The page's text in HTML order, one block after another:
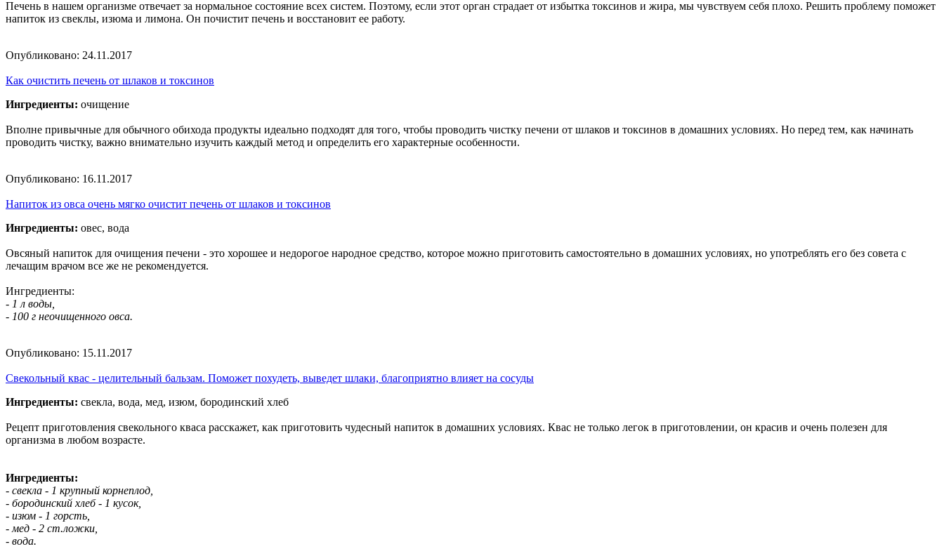
Печень в нашем организме отвечает за нормальное состояние всех систем. Поэтому, если этот орган страдает от избытка токсинов и жира, мы чувствуем себя плохо. Решить проблему поможет
напиток из свеклы, изюма и лимона. Он почистит печень и восстановит ее работу.
Опубликовано: 24.11.2017
Как очистить печень от шлаков и токсинов
Ингредиенты: очищение
Вполне привычные для обычного обихода продукты идеально подходят для того, чтобы проводить чистку печени от шлаков и токсинов в домашних условиях. Но перед тем, как начинать
проводить чистку, важно внимательно изучить каждый метод и определить его характерные особенности.
Опубликовано: 16.11.2017
Напиток из овса очень мягко очистит печень от шлаков и токсинов
Ингредиенты: овес, вода
Овсяный напиток для очищения печени - это хорошее и недорогое народное средство, которое можно приготовить самостоятельно в домашних условиях, но употреблять его без совета с
лечащим врачом все же не рекомендуется.
Ингредиенты:
- 1 л воды,
- 100 г неочищенного овса.
Опубликовано: 15.11.2017
Свекольный квас - целительный бальзам. Поможет похудеть, выведет шлаки, благоприятно влияет на сосуды
Ингредиенты: свекла, вода, мед, изюм, бородинский хлеб
Рецепт приготовления свекольного кваса расскажет, как приготовить чудесный напиток в домашних условиях. Квас не только легок в приготовлении, он красив и очень полезен для
организма в любом возрасте.
Ингредиенты:
- свекла - 1 крупный корнеплод,
- бородинский хлеб - 1 кусок,
- изюм - 1 горсть,
- мед - 2 ст.ложки,
- вода.